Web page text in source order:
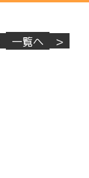
一覧へ >